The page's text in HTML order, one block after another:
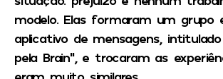
modelo. Elas formaram um grupo
aplicativo de mensagens, intitulado
pela Brain”, e trocaram as